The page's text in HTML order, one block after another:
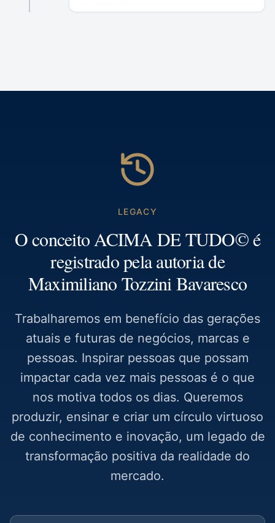
LEGACY
O conceito ACIMA DE TUDO© é
registrado pela autoria de
Maximiliano Tozzini Bavaresco
Trabalharemos em benefício das gerações
atuais e futuras de negócios, marcas e
pessoas. Inspirar pessoas que possam
impactar cada vez mais pessoas é o que
nos motiva todos os dias. Queremos
produzir, ensinar e criar um círculo virtuoso
de conhecimento e inovação, um legado de
transformação positiva da realidade do
mercado.